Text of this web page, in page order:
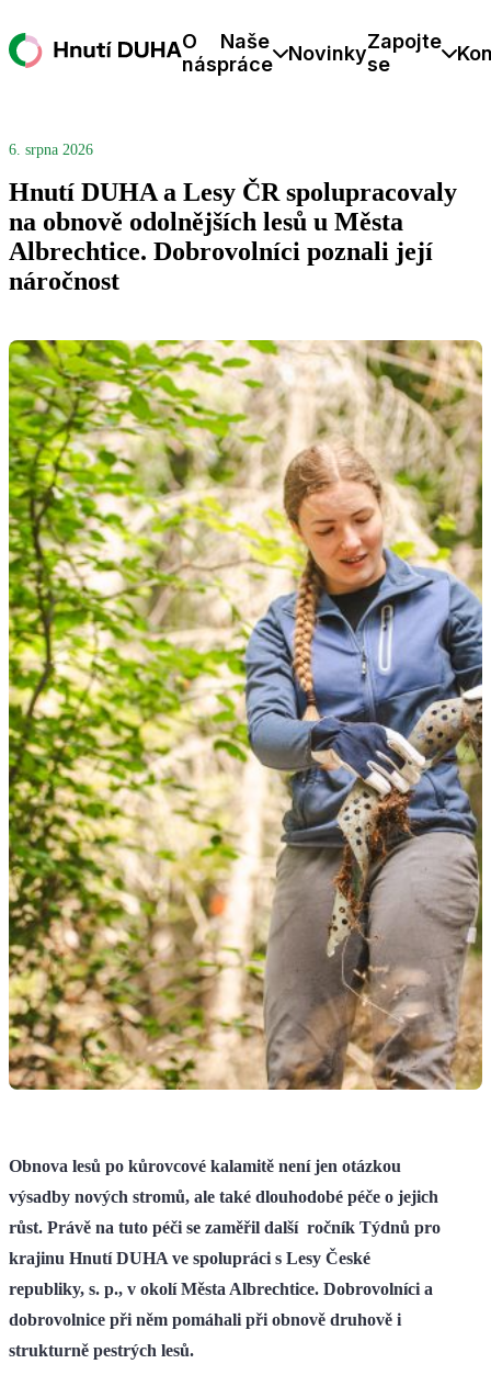
O
nás
Naše
práce
NovinkyZapojte
se
6. srpna 2026
Hnutí DUHA a Lesy ČR spolupracovaly
na obnově odolnějších lesů u Města
Albrechtice. Dobrovolníci poznali její
náročnost
Obnova lesů po kůrovcové kalamitě není jen otázkou
výsadby nových stromů, ale také dlouhodobé péče o jejich
růst. Právě na tuto péči se zaměřil další ročník Týdnů pro
krajinu Hnutí DUHA ve spolupráci s Lesy České
republiky, s. p., v okolí Města Albrechtice. Dobrovolníci a
dobrovolnice při něm pomáhali při obnově druhově i
strukturně pestrých lesů.